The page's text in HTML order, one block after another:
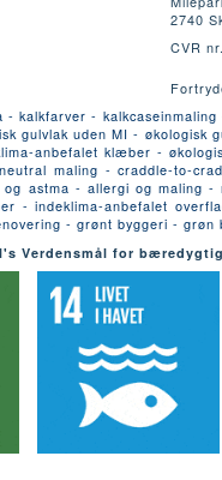
2740
CVR
kalkfarver -
gulvlak uden MI - økologisk
anbefalet klæber -
maling - craddle-to-
astma - allergi og maling -
indeklima-anbefalet
- grønt byggeri - grøn
Verdensmål for